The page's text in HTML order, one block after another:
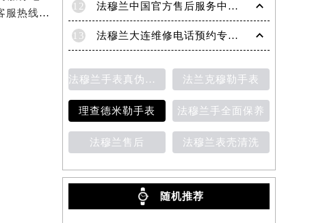
法穆兰官方服务项目及价格查询｜全部网点地址与客服热线权威信息通告（2026年7月最新）
12 法穆兰中国官方售后服务中心｜地址与客户服务热线权威信息通知（2026年7月最新）
13 法穆兰大连维修电话预约专业售后保养服务权威公示（2026年7月最新）
法穆兰手表真伪鉴别 法兰克穆勒手表
理查德米勒手表 法穆兰手全面保养
法穆兰售后 法穆兰表壳清洗
随机推荐